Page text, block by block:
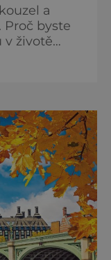
a
v životě
bruslení,
milují
předvánoční
k